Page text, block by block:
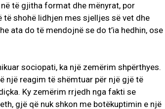
të gjitha format dhe mënyrat, por
shohë lidhjen mes sjelljes së vet dhe
ata do të mendojnë se do t’ia hedhin, ose
sociopati, ka një zemërim shpërthyes.
një reagim të shëmtuar për një gjë të
Ky zemërim rrjedh nga fakti se
gjë që nuk shkon me botëkuptimin e një